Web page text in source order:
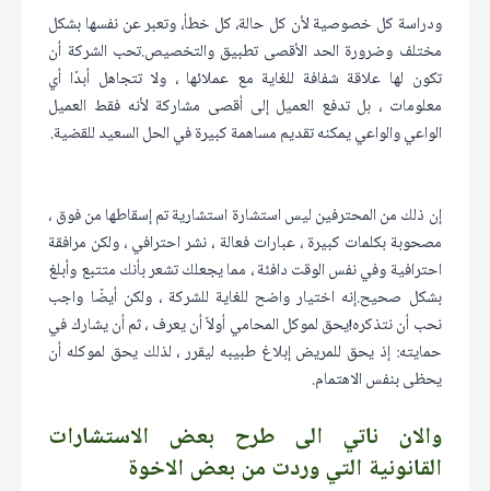
ودراسة كل خصوصية لأن كل حالة، كل خطأ، وتعبر عن نفسها بشكل
مختلف وضرورة الحد الأقصى تطبيق والتخصيص.تحب الشركة أن
تكون لها علاقة شفافة للغاية مع عملائها ، ولا تتجاهل أبدًا أي
معلومات ، بل تدفع العميل إلى أقصى مشاركة لأنه فقط العميل
الواعي والواعي يمكنه تقديم مساهمة كبيرة في الحل السعيد للقضية.
إن ذلك من المحترفين ليس استشارة استشارية تم إسقاطها من فوق ،
مصحوبة بكلمات كبيرة ، عبارات فعالة ، نشر احترافي ، ولكن مرافقة
احترافية وفي نفس الوقت دافئة ، مما يجعلك تشعر بأنك متتبع وأبلغ
بشكل صحيح.إنه اختيار واضح للغاية للشركة ، ولكن أيضًا واجب
نحب أن نتذكره!يحق لموكل المحامي أولاً أن يعرف ، ثم أن يشارك في
حمايته: إذ يحق للمريض إبلاغ طبيبه ليقرر ، لذلك يحق لموكله أن
يحظى بنفس الاهتمام.
والان ناتي الى طرح بعض الاستشارات
القانونية التي وردت من بعض الاخوة